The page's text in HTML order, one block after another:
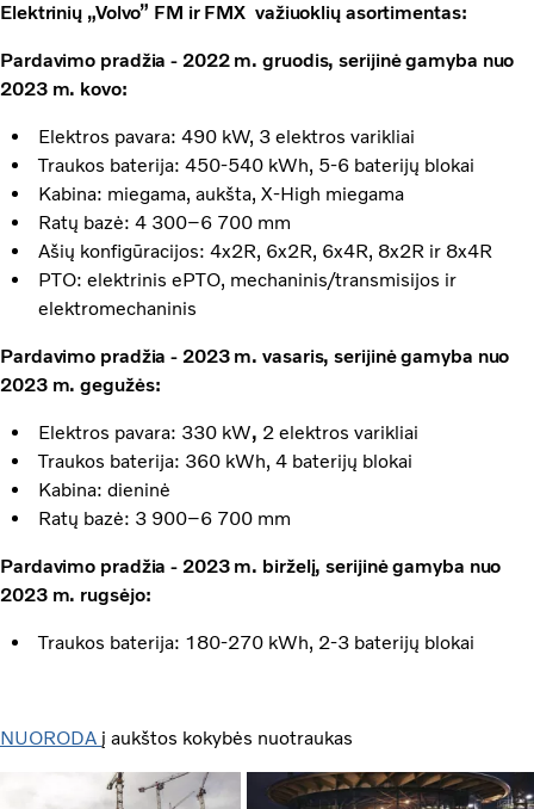
Elektrinių „Volvo” FM ir FMX važiuoklių asortimentas:
Pardavimo pradžia - 2022 m. gruodis, serijinė gamyba nuo
2023 m. kovo:
Elektros pavara: 490 kW, 3 elektros varikliai
Traukos baterija: 450-540 kWh, 5-6 baterijų blokai
Kabina: miegama, aukšta, X-High miegama
Ratų bazė: 4 300–6 700 mm
Ašių konfigūracijos: 4x2R, 6x2R, 6x4R, 8x2R ir 8x4R
PTO: elektrinis ePTO, mechaninis/transmisijos ir
elektromechaninis
Pardavimo pradžia - 2023 m. vasaris, serijinė gamyba nuo
2023 m. gegužės:
Elektros pavara: 330 kW, 2 elektros varikliai
Traukos baterija: 360 kWh, 4 baterijų blokai
Kabina: dieninė
Ratų bazė: 3 900–6 700 mm
Pardavimo pradžia - 2023 m. birželį, serijinė gamyba nuo
2023 m. rugsėjo:
Traukos baterija: 180-270 kWh, 2-3 baterijų blokai
NUORODA į aukštos kokybės nuotraukas